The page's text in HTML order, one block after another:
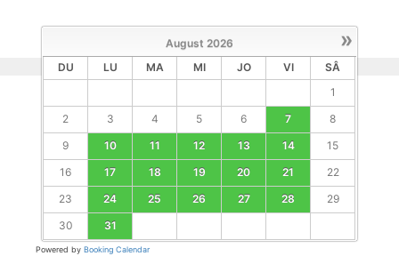
»
August 2026
DU
LU MA MI JO VI
SÂ
1
2
3 4 5 6 7
8
9
10 11 12 13 14
15
16
17 18 19 20 21
22
23
24 25 26 27 28
29
30
31
Powered by Booking Calendar